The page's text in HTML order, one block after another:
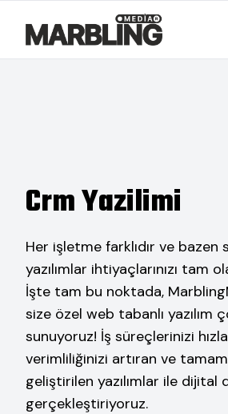
Crm Yazilimi
Her işletme farklıdır ve bazen
yazılımlar ihtiyaçlarınızı tam
İşte tam bu noktada,
size özel web tabanlı yazılım
sunuyoruz! İş süreçlerinizi
verimliliğinizi artıran ve
geliştirilen yazılımlar ile dijital
gerçekleştiriyoruz.